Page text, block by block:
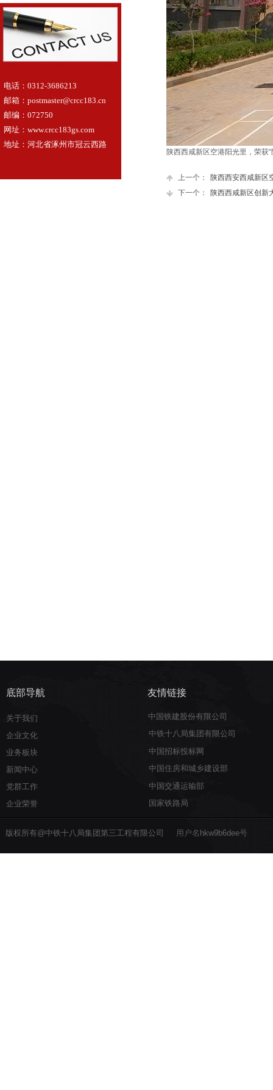
陕西西咸新区空港阳光里，荣获
上一个：
陕西西安西咸新区
下一个：
陕西西咸新区创新
电话：0312-3686213
邮箱：postmaster@crcc183.cn
邮编：072750
网址：www.crcc183gs.com
地址：河北省涿州市冠云西路
中国住房和城乡建设部
关于我们
企业文化
业务板块
新闻中心
党群工作
企业荣誉
底部导航 友情链接
中国铁建股份有限公司
中铁十八局集团有限公司
中国招标投标网
版权所有@中铁十八局集团第三工程有限公司 用户名 hkw9b6dee号
中国交通运输部
国家铁路局